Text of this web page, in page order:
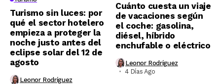
Turismo sin luces: por
qué el sector hotelero
empieza a proteger la
noche justo antes del
eclipse solar del 12 de
agosto
Leonor Rodríguez
Cuánto cuesta un viaje
de vacaciones según
el coche: gasolina,
diésel, híbrido
enchufable o eléctrico
Leonor Rodríguez
4 Días Ago